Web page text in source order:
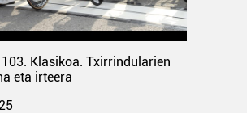
Klasikoa. Txirrindularien
eta irteera